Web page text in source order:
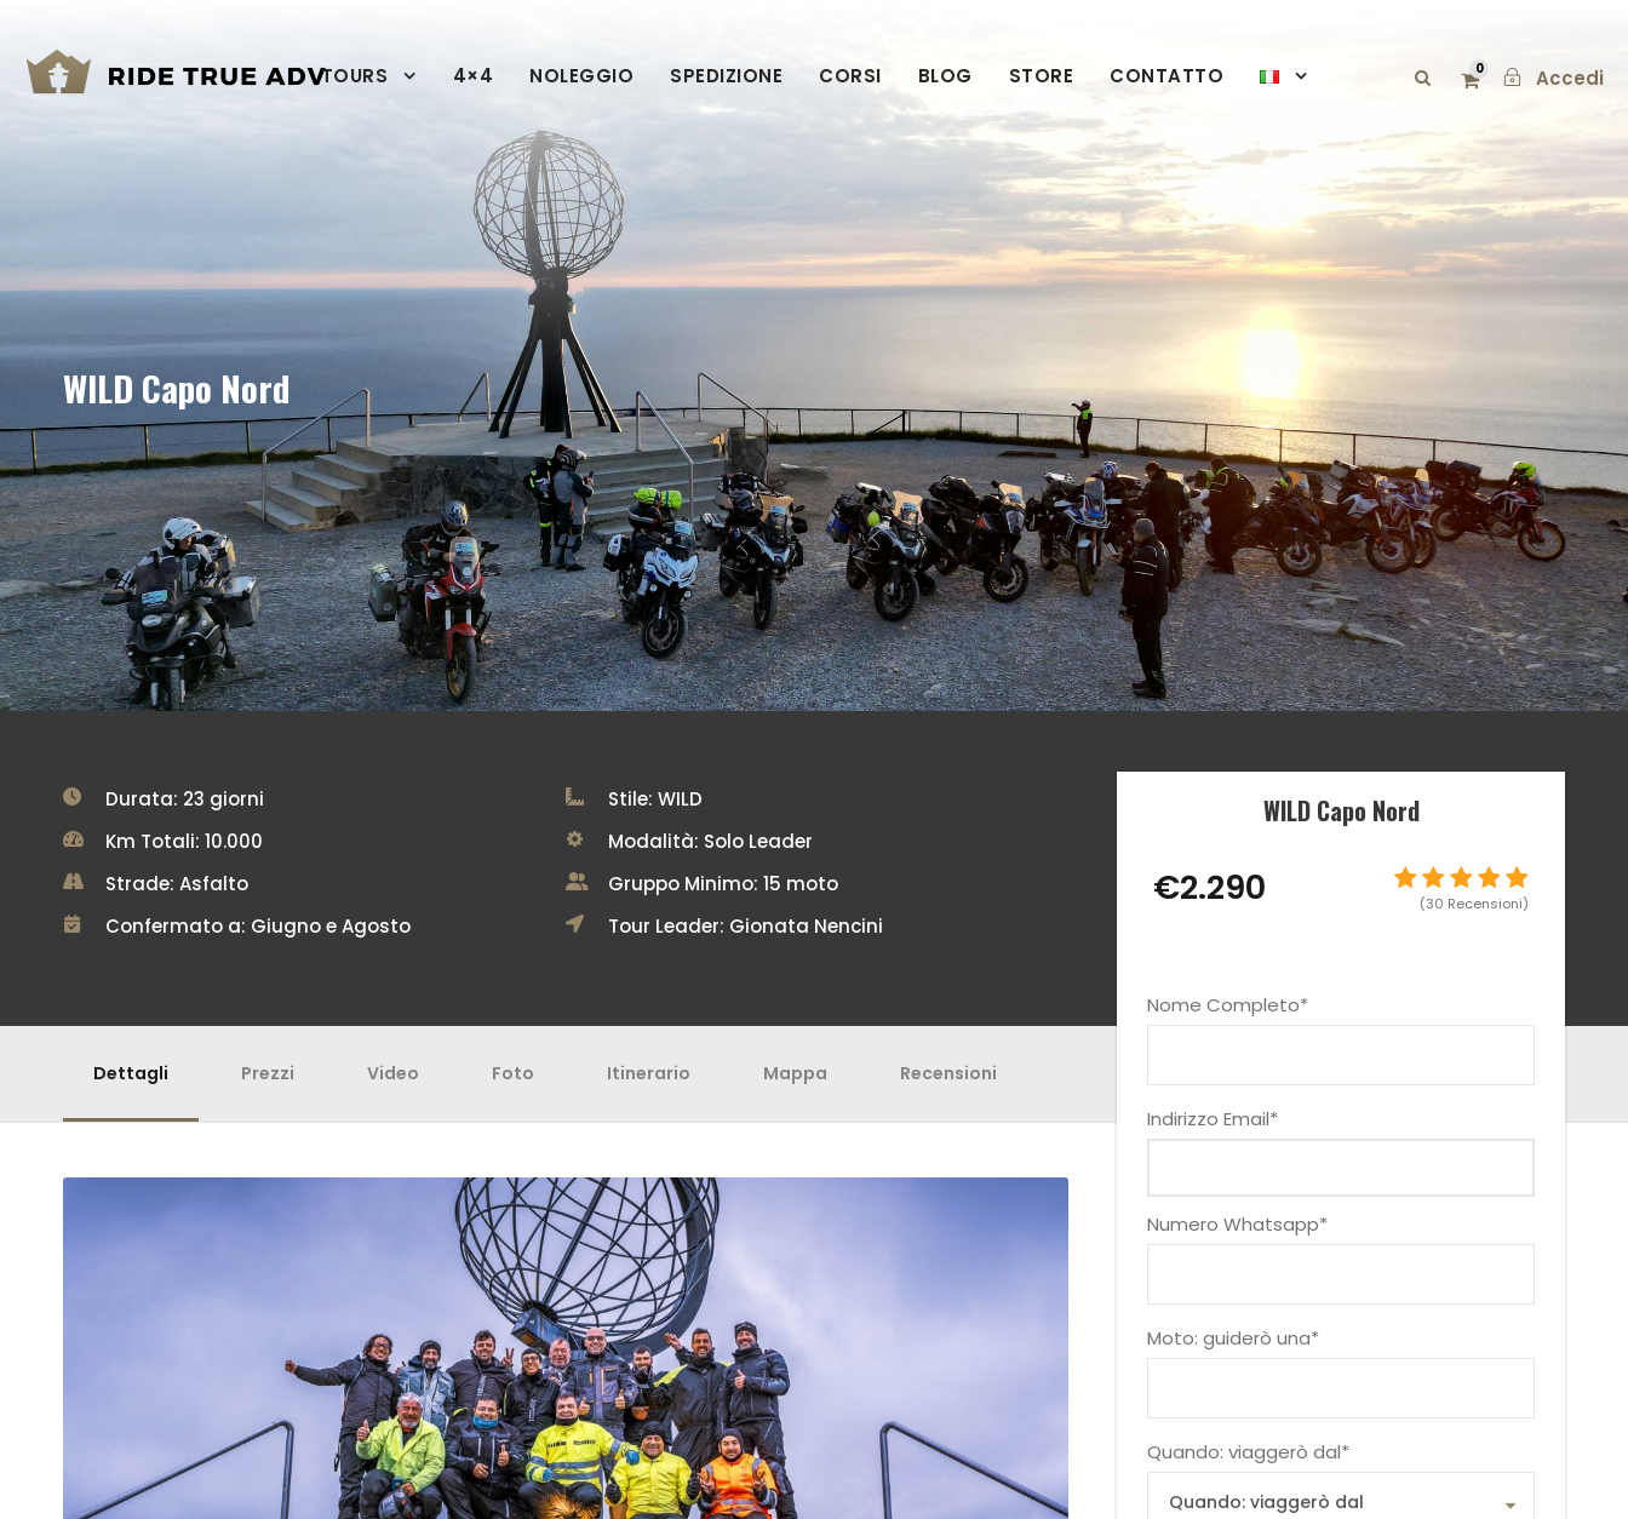
TOURS 4×4 NOLEGGIO SPEDIZIONE CORSI BLOG STORE CONTATTO 0 Accedi
WILD Capo Nord
WILD Capo Nord
€2.290 (30 Recensioni)
Nome Completo*
Indirizzo Email*
Numero Whatsapp*
Moto: guiderò una*
Quando: viaggerò dal*
Durata: 23 giorni
Stile: WILD
Km Totali: 10.000
Modalità: Solo Leader
Strade: Asfalto
Gruppo Minimo: 15 moto
Confermato a: Giugno e Agosto
Tour Leader: Gionata Nencini
Dettagli Prezzi Video Foto Itinerario Mappa Recensioni